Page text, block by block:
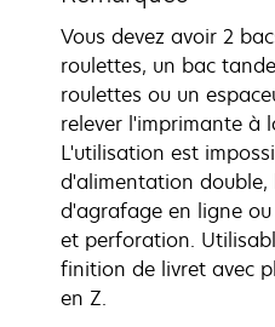
Vous devez avoir 2
roulettes, un bac
roulettes ou un
relever l'imprimante à
L'utilisation est
d'alimentation
d'agrafage en ligne
et perforation.
finition de livret avec
en Z.